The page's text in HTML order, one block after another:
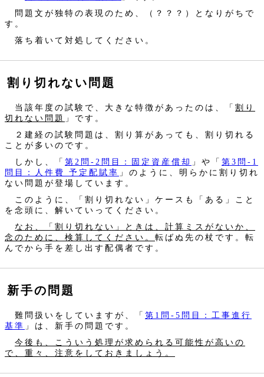
問題文が独特の表現のため、（？？？）となりがちで
す。
落ち着いて対処してください。
割り切れない問題
当該年度の試験で、大きな特徴があったのは、「 割り
切れない問題 」です。
２建経の試験問題は、割り算があっても、割り切れる
ことが多いのです。
しかし、「 第2問‐2問目：固定資産償却 」や「 第3問‐1
問目：人件費 予定配賦率 」のように、明らかに割り切れ
ない問題が登場しています。
このように、「割り切れない」ケースも「ある」こと
を念頭に、解いていってください。
なお、「割り切れない」ときは、計算ミスがないか、
念のために、検算してください。 転ばぬ先の杖です。転
んでから手を差し出す配偶者です。
新手の問題
難問扱いをしていますが、「 第1問‐5問目：工事進行
基準 」は、新手の問題です。
今後も、こういう処理が求められる可能性が高いの
で、重々、注意をしておきましょう。